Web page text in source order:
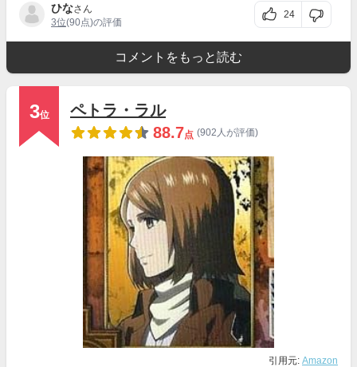
ひなさん
3位(90点)の評価
24
コメントをもっと読む
3位
ペトラ・ラル
88.7点 (902人が評価)
引用元: Amazon